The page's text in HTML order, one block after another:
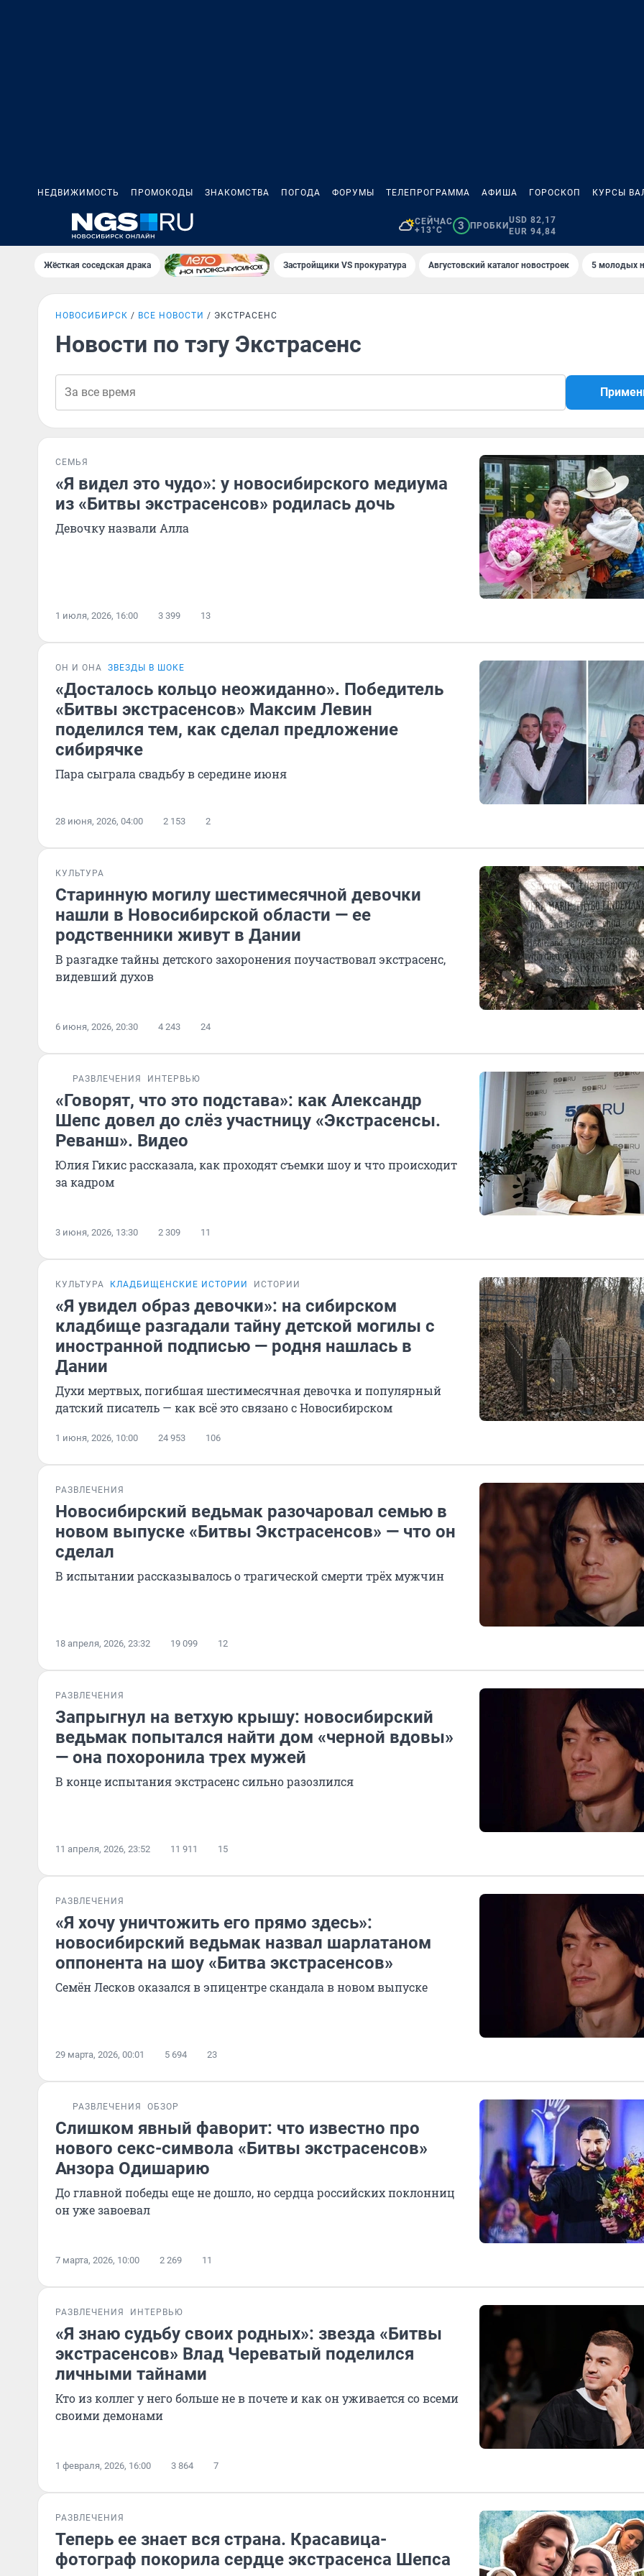
НЕДВИЖИМОСТЬ ПРОМОКОДЫ ЗНАКОМСТВА ПОГОДА ФОРУМЫ ТЕЛЕПРОГРАММА АФИША ГОРОСКОП КУРСЫ
СЕЙЧАС
+13°C
3 ПРОБКИ
USD 82,17
EUR 94,84
Жёсткая соседская драка Застройщики VS прокуратура Августовский каталог новостроек 5 молодых
НОВОСИБИРСК ВСЕ НОВОСТИ ЭКСТРАСЕНС
Новости по тэгу Экстрасенс
СЕМЬЯ
«Я видел это чудо»: у новосибирского медиума
из «Битвы экстрасенсов» родилась дочь
Девочку назвали Алла
1 июля, 2026, 16:00 3 399 13
ОН И ОНА ЗВЕЗДЫ В ШОКЕ
«Досталось кольцо неожиданно». Победитель
«Битвы экстрасенсов» Максим Левин
поделился тем, как сделал предложение
сибирячке
Пара сыграла свадьбу в середине июня
28 июня, 2026, 04:00 2 153 2
КУЛЬТУРА
Старинную могилу шестимесячной девочки
нашли в Новосибирской области — ее
родственники живут в Дании
В разгадке тайны детского захоронения поучаствовал экстрасенс,
видевший духов
6 июня, 2026, 20:30 4 243 24
РАЗВЛЕЧЕНИЯ ИНТЕРВЬЮ
«Говорят, что это подстава»: как Александр
Шепс довел до слёз участницу «Экстрасенсы.
Реванш». Видео
Юлия Гикис рассказала, как проходят съемки шоу и что происходит
за кадром
3 июня, 2026, 13:30 2 309 11
КУЛЬТУРА КЛАДБИЩЕНСКИЕ ИСТОРИИ ИСТОРИИ
«Я увидел образ девочки»: на сибирском
кладбище разгадали тайну детской могилы с
иностранной подписью — родня нашлась в
Дании
Духи мертвых, погибшая шестимесячная девочка и популярный
датский писатель — как всё это связано с Новосибирском
1 июня, 2026, 10:00 24 953 106
РАЗВЛЕЧЕНИЯ
Новосибирский ведьмак разочаровал семью в
новом выпуске «Битвы Экстрасенсов» — что он
сделал
В испытании рассказывалось о трагической смерти трёх мужчин
18 апреля, 2026, 23:32 19 099 12
РАЗВЛЕЧЕНИЯ
Запрыгнул на ветхую крышу: новосибирский
ведьмак попытался найти дом «черной вдовы»
— она похоронила трех мужей
В конце испытания экстрасенс сильно разозлился
11 апреля, 2026, 23:52 11 911 15
РАЗВЛЕЧЕНИЯ
«Я хочу уничтожить его прямо здесь»:
новосибирский ведьмак назвал шарлатаном
оппонента на шоу «Битва экстрасенсов»
Семён Лесков оказался в эпицентре скандала в новом выпуске
29 марта, 2026, 00:01 5 694 23
РАЗВЛЕЧЕНИЯ ОБЗОР
Слишком явный фаворит: что известно про
нового секс-символа «Битвы экстрасенсов»
Анзора Одишарию
До главной победы еще не дошло, но сердца российских поклонниц
он уже завоевал
7 марта, 2026, 10:00 2 269 11
РАЗВЛЕЧЕНИЯ ИНТЕРВЬЮ
«Я знаю судьбу своих родных»: звезда «Битвы
экстрасенсов» Влад Череватый поделился
личными тайнами
Кто из коллег у него больше не в почете и как он уживается со всеми
своими демонами
1 февраля, 2026, 16:00 3 864 7
РАЗВЛЕЧЕНИЯ
Теперь ее знает вся страна. Красавица-
фотограф покорила сердце экстрасенса Шепса